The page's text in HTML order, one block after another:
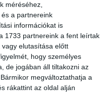
méréséhez,
a partnereink
információkat is
1733 partnereink a fent leírtak
elutasítása előtt
hogy személyes
de jogában áll tiltakozni az
megváltoztathatja a
rákattint az oldal alján
Rekordok
mindent vitt
Digital Center
A 2026-os
közszolgálati